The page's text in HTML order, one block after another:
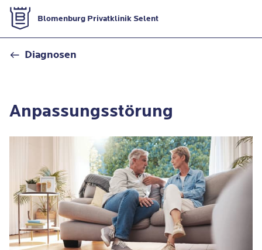
Zur Startseite
Blomenburg Privatklinik Selent
Diagnosen
Anpassungsstörung